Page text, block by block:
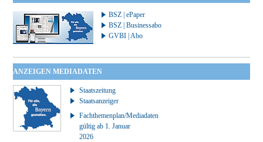
BSZ | ePaper
BSZ | Businessabo
GVBI | Abo
ANZEIGEN MEDIADATEN
Staatszeitung
Staatsanzeiger
Fachthemenplan/Mediadaten
gültig ab 1. Januar
2026